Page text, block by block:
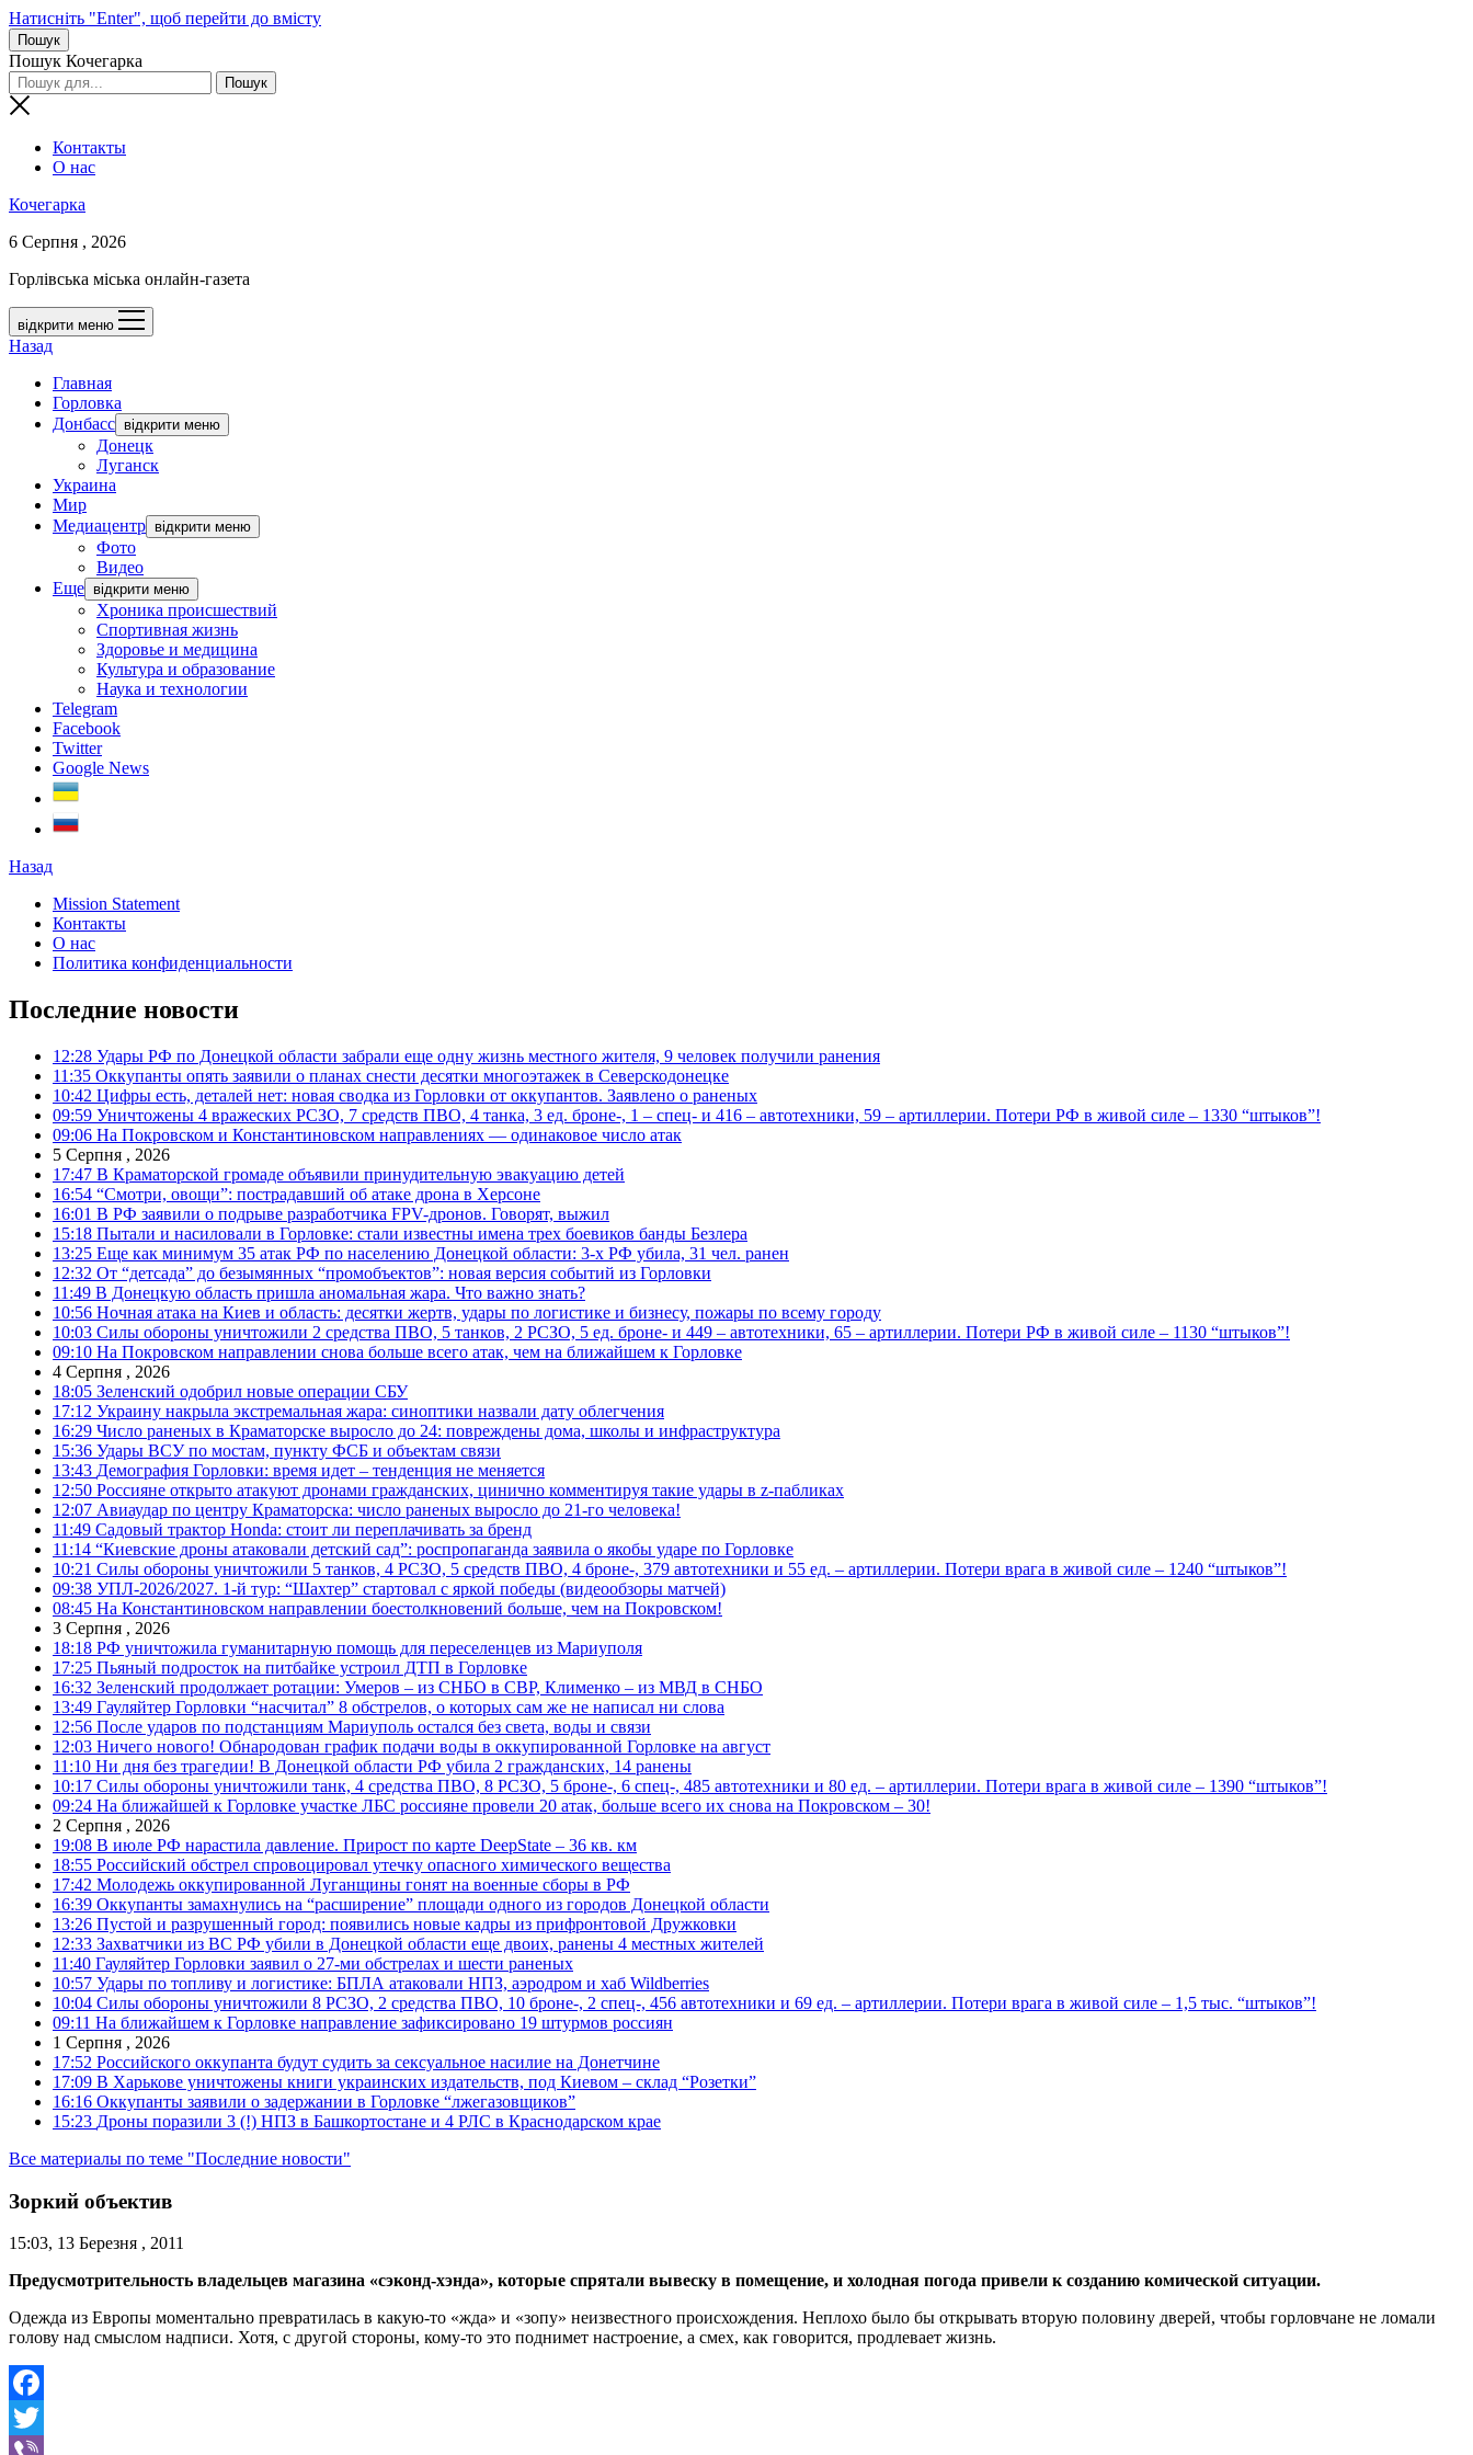
Натисніть "Enter", щоб перейти до вмісту
Пошук
Пошук Кочегарка
Контакты
О нас
Кочегарка
6 Серпня , 2026
Горлівська міська онлайн-газета
відкрити меню
Назад
Главная
Горловка
Донбасс відкрити меню
Донецк
Луганск
Украина
Мир
Медиацентр відкрити меню
Фото
Видео
Еще відкрити меню
Хроника происшествий
Спортивная жизнь
Здоровье и медицина
Культура и образование
Наука и технологии
Telegram
Facebook
Twitter
Google News
Назад
Mission Statement
Контакты
О нас
Политика конфиденциальности
Последние новости
12:28 Удары РФ по Донецкой области забрали еще одну жизнь местного жителя, 9 человек получили ранения
11:35 Оккупанты опять заявили о планах снести десятки многоэтажек в Северскодонецке
10:42 Цифры есть, деталей нет: новая сводка из Горловки от оккупантов. Заявлено о раненых
09:59 Уничтожены 4 вражеских РСЗО, 7 средств ПВО, 4 танка, 3 ед. броне-, 1 – спец- и 416 – автотехники, 59 – артиллерии. Потери РФ в живой силе – 1330 “штыков”!
09:06 На Покровском и Константиновском направлениях — одинаковое число атак
5 Серпня , 2026
17:47 В Краматорской громаде объявили принудительную эвакуацию детей
16:54 “Смотри, овощи”: пострадавший об атаке дрона в Херсоне
16:01 В РФ заявили о подрыве разработчика FPV-дронов. Говорят, выжил
15:18 Пытали и насиловали в Горловке: стали известны имена трех боевиков банды Безлера
13:25 Еще как минимум 35 атак РФ по населению Донецкой области: 3-х РФ убила, 31 чел. ранен
12:32 От “детсада” до безымянных “промобъектов”: новая версия событий из Горловки
11:49 В Донецкую область пришла аномальная жара. Что важно знать?
10:56 Ночная атака на Киев и область: десятки жертв, удары по логистике и бизнесу, пожары по всему городу
10:03 Силы обороны уничтожили 2 средства ПВО, 5 танков, 2 РСЗО, 5 ед. броне- и 449 – автотехники, 65 – артиллерии. Потери РФ в живой силе – 1130 “штыков”!
09:10 На Покровском направлении снова больше всего атак, чем на ближайшем к Горловке
4 Серпня , 2026
18:05 Зеленский одобрил новые операции СБУ
17:12 Украину накрыла экстремальная жара: синоптики назвали дату облегчения
16:29 Число раненых в Краматорске выросло до 24: повреждены дома, школы и инфраструктура
15:36 Удары ВСУ по мостам, пункту ФСБ и объектам связи
13:43 Демография Горловки: время идет – тенденция не меняется
12:50 Россияне открыто атакуют дронами гражданских, цинично комментируя такие удары в z-пабликах
12:07 Авиаудар по центру Краматорска: число раненых выросло до 21-го человека!
11:49 Садовый трактор Honda: стоит ли переплачивать за бренд
11:14 “Киевские дроны атаковали детский сад”: роспропаганда заявила о якобы ударе по Горловке
10:21 Силы обороны уничтожили 5 танков, 4 РСЗО, 5 средств ПВО, 4 броне-, 379 автотехники и 55 ед. – артиллерии. Потери врага в живой силе – 1240 “штыков”!
09:38 УПЛ-2026/2027. 1-й тур: “Шахтер” стартовал с яркой победы (видеообзоры матчей)
08:45 На Константиновском направлении боестолкновений больше, чем на Покровском!
3 Серпня , 2026
18:18 РФ уничтожила гуманитарную помощь для переселенцев из Мариуполя
17:25 Пьяный подросток на питбайке устроил ДТП в Горловке
16:32 Зеленский продолжает ротации: Умеров – из СНБО в СВР, Клименко – из МВД в СНБО
13:49 Гауляйтер Горловки “насчитал” 8 обстрелов, о которых сам же не написал ни слова
12:56 После ударов по подстанциям Мариуполь остался без света, воды и связи
12:03 Ничего нового! Обнародован график подачи воды в оккупированной Горловке на август
11:10 Ни дня без трагедии! В Донецкой области РФ убила 2 гражданских, 14 ранены
10:17 Силы обороны уничтожили танк, 4 средства ПВО, 8 РСЗО, 5 броне-, 6 спец-, 485 автотехники и 80 ед. – артиллерии. Потери врага в живой силе – 1390 “штыков”!
09:24 На ближайшей к Горловке участке ЛБС россияне провели 20 атак, больше всего их снова на Покровском – 30!
2 Серпня , 2026
19:08 В июле РФ нарастила давление. Прирост по карте DeepState – 36 кв. км
18:55 Российский обстрел спровоцировал утечку опасного химического вещества
17:42 Молодежь оккупированной Луганщины гонят на военные сборы в РФ
16:39 Оккупанты замахнулись на “расширение” площади одного из городов Донецкой области
13:26 Пустой и разрушенный город: появились новые кадры из прифронтовой Дружковки
12:33 Захватчики из ВС РФ убили в Донецкой области еще двоих, ранены 4 местных жителей
11:40 Гауляйтер Горловки заявил о 27-ми обстрелах и шести раненых
10:57 Удары по топливу и логистике: БПЛА атаковали НПЗ, аэродром и хаб Wildberries
10:04 Силы обороны уничтожили 8 РСЗО, 2 средства ПВО, 10 броне-, 2 спец-, 456 автотехники и 69 ед. – артиллерии. Потери врага в живой силе – 1,5 тыс. “штыков”!
09:11 На ближайшем к Горловке направление зафиксировано 19 штурмов россиян
1 Серпня , 2026
17:52 Российского оккупанта будут судить за сексуальное насилие на Донетчине
17:09 В Харькове уничтожены книги украинских издательств, под Киевом – склад “Розетки”
16:16 Оккупанты заявили о задержании в Горловке “лжегазовщиков”
15:23 Дроны поразили 3 (!) НПЗ в Башкортостане и 4 РЛС в Краснодарском крае
Все материалы по теме "Последние новости"
Зоркий объектив
15:03, 13 Березня , 2011
Предусмотрительность владельцев магазина «сэконд-хэнда», которые спрятали вывеску в помещение, и холодная погода привели к созданию комической ситуации.
Одежда из Европы моментально превратилась в какую-то «жда» и «зопу» неизвестного происхождения. Неплохо было бы открывать вторую половину дверей, чтобы горловчане не ломали
голову над смыслом надписи. Хотя, с другой стороны, кому-то это поднимет настроение, а смех, как говорится, продлевает жизнь.
Facebook